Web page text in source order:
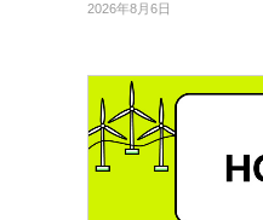
2026年8月6日